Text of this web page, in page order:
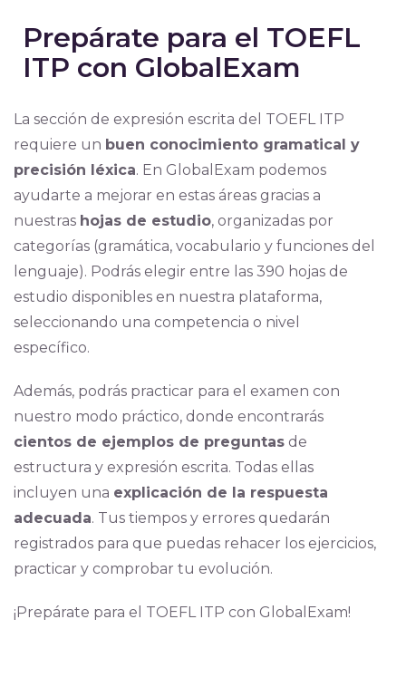
Prepárate para el TOEFL
ITP con GlobalExam
La sección de expresión escrita del TOEFL ITP
requiere un buen conocimiento gramatical y
precisión léxica. En GlobalExam podemos
ayudarte a mejorar en estas áreas gracias a
nuestras hojas de estudio, organizadas por
categorías (gramática, vocabulario y funciones del
lenguaje). Podrás elegir entre las 390 hojas de
estudio disponibles en nuestra plataforma,
seleccionando una competencia o nivel
específico.
Además, podrás practicar para el examen con
nuestro modo práctico, donde encontrarás
cientos de ejemplos de preguntasde
estructura y expresión escrita. Todas ellas
incluyen una explicación de la respuesta
adecuada. Tus tiempos y errores quedarán
registrados para que puedas rehacer los ejercicios,
practicar y comprobar tu evolución.
¡Prepárate para el TOEFL ITP con GlobalExam!